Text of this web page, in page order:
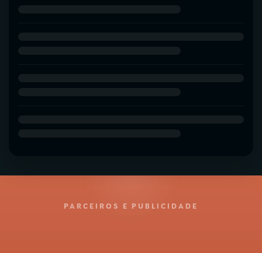
PARCEIROS E PUBLICIDADE